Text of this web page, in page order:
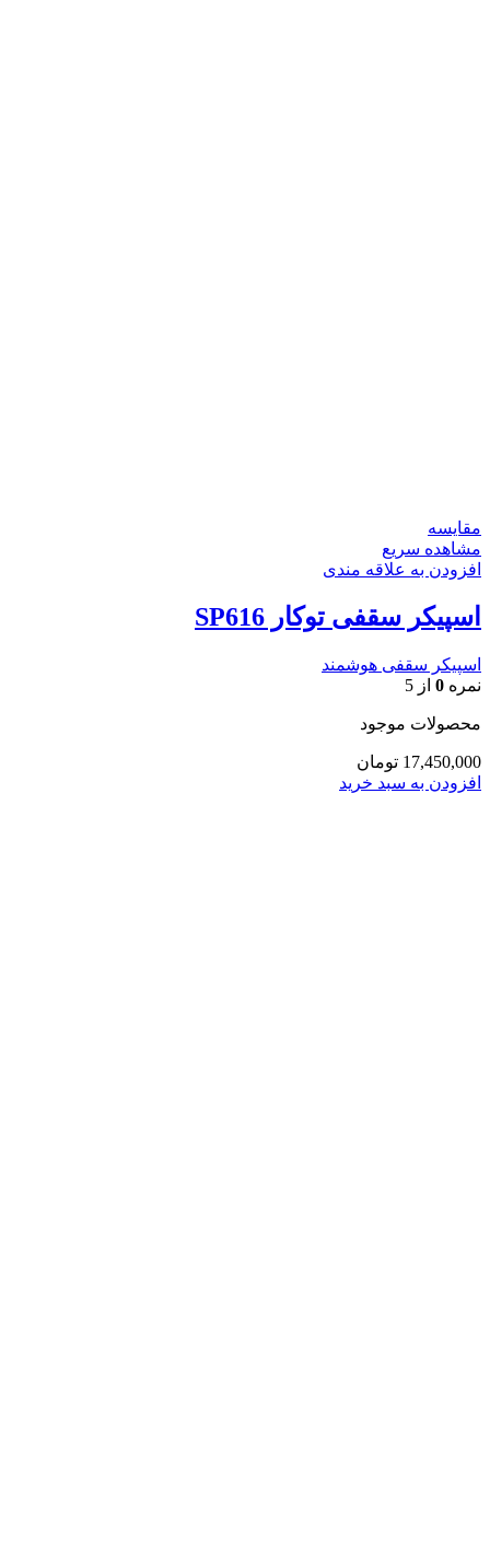
مقایسه
مشاهده سریع
افزودن به علاقه مندی
اسپیکر سقفی توکار SP616
اسپیکر سقفی هوشمند
نمره 0 از 5
محصولات موجود
17,450,000 تومان
افزودن به سبد خرید